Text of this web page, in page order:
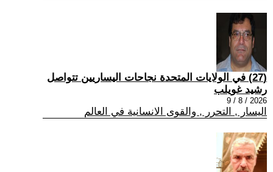
(27) في الولايات المتحدة نجاحات اليساريين تتواصل
رشيد غويلب
2026 / 8 / 9
اليسار , التحرر , والقوى الانسانية في العالم